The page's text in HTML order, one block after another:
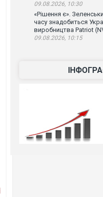
09.08.2026, 10:30
«Рішення є».
часу знадобиться
виробництва Patriot
09.08.2026, 10:15